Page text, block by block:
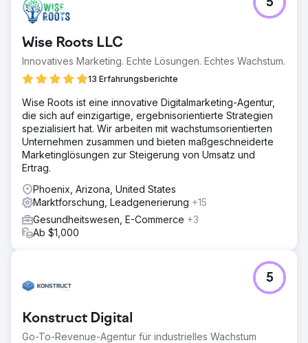
Wise Roots LLC
Innovatives Marketing. Echte Lösungen. Echtes Wachstum.
13 Erfahrungsberichte
5
Wise Roots ist eine innovative Digitalmarketing-Agentur,
die sich auf einzigartige, ergebnisorientierte Strategien
spezialisiert hat. Wir arbeiten mit wachstumsorientierten
Unternehmen zusammen und bieten maßgeschneiderte
Marketinglösungen zur Steigerung von Umsatz und
Ertrag.
Phoenix, Arizona, United States
Marktforschung, Leadgenerierung +15
Gesundheitswesen, E-Commerce +3
Ab $1,000
Konstruct Digital
Go-To-Revenue-Agentur für industrielles Wachstum
5